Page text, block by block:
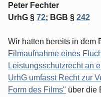
Peter Fechter
UrhG § 72; BGB § 242
Wir hatten bereits in dem
Filmaufnahme eines
Leistungsschutzrecht an
UrhG umfasst Recht zur
Form des Films" über die